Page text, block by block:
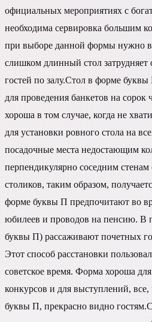
официальных мероприятиях с
необходима сервировка большим
при выборе данной формы нужно
слишком длинный стол
гостей по залу.Стол в форме буквы
для проведения банкетов на
хороша в том случае, когда не
для установки ровного стола на
посадочные места недостающим
перпендикулярно соседним стенам
столиков, таким образом,
форме буквы П предпочитают во
юбилеев и проводов на пенсию. В
буквы П) рассаживают почетных
Этот способ расстановки
советское время. Форма хороша
конкурсов и для выступлений, все,
буквы П, прекрасно видно